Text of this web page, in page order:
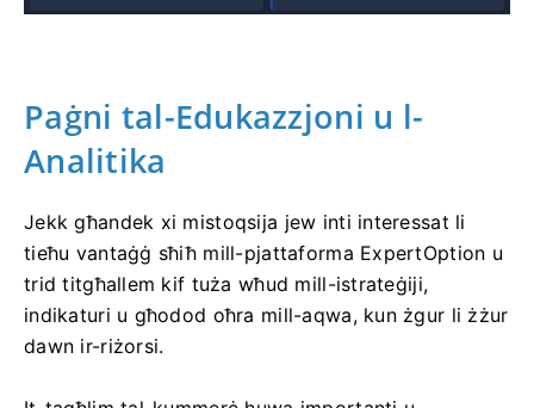
Paġni tal-Edukazzjoni u l-
Analitika
Jekk għandek xi mistoqsija jew inti interessat li
tieħu vantaġġ sħiħ mill-pjattaforma ExpertOption u
trid titgħallem kif tuża wħud mill-istrateġiji,
indikaturi u għodod oħra mill-aqwa, kun żgur li żżur
dawn ir-riżorsi.